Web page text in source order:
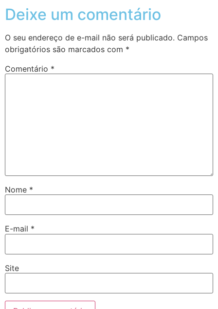
Deixe um comentário
O seu endereço de e-mail não será publicado. Campos
obrigatórios são marcados com *
Comentário *
Nome *
E-mail *
Site